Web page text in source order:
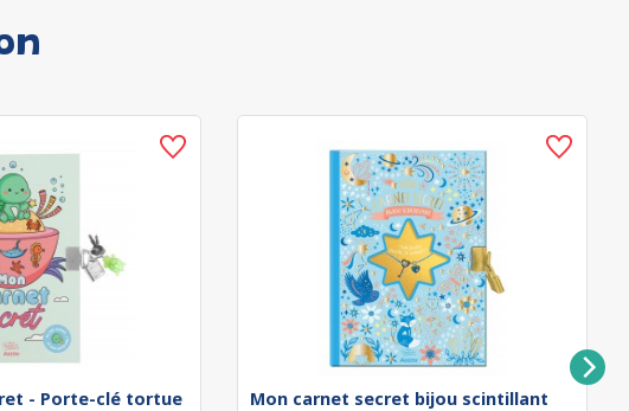
- Porte-clé tortue Mon carnet secret bijou scintillant